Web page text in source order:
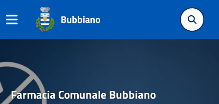
Bubbiano
Farmacia Comunale Bubbiano